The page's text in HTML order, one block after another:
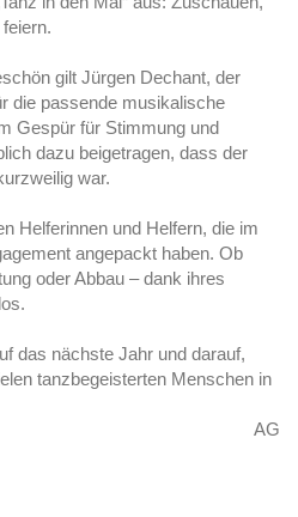
gilt Jürgen Dechant, der
die passende musikalische
Gespür für Stimmung und
dazu beigetragen, dass der
war.
Helferinnen und Helfern, die im
angepackt haben. Ob
oder Abbau – dank ihres
das nächste Jahr und darauf,
tanzbegeisterten Menschen in
AG